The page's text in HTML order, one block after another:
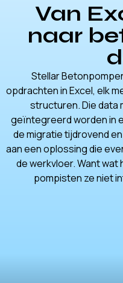
Van
naar
Stellar
opdrachten in Excel, elk
structuren. Die data
geïntegreerd worden in
de migratie tijdrovend
aan een oplossing die
de werkvloer. Want wat
pompisten ze niet